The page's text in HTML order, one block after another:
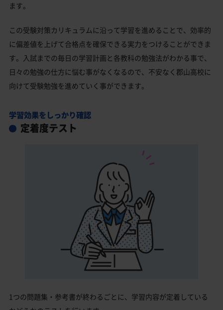
ます。
この受験対策カリキュラムに沿って学習を進めることで、効率的
に偏差値を上げて合格点を確保できる実力をつけることができま
す。入試までの毎日の学習計画と各教科の勉強法がわかる事で、
日々の勉強の仕方に悩む事がなくなるので、不安なく郡山高校に
向けて受験勉強を進めていく事ができます。
学習効果をしっかり確認
定着度テスト
1つの問題集・参考書が終わるごとに、学習内容が定着している